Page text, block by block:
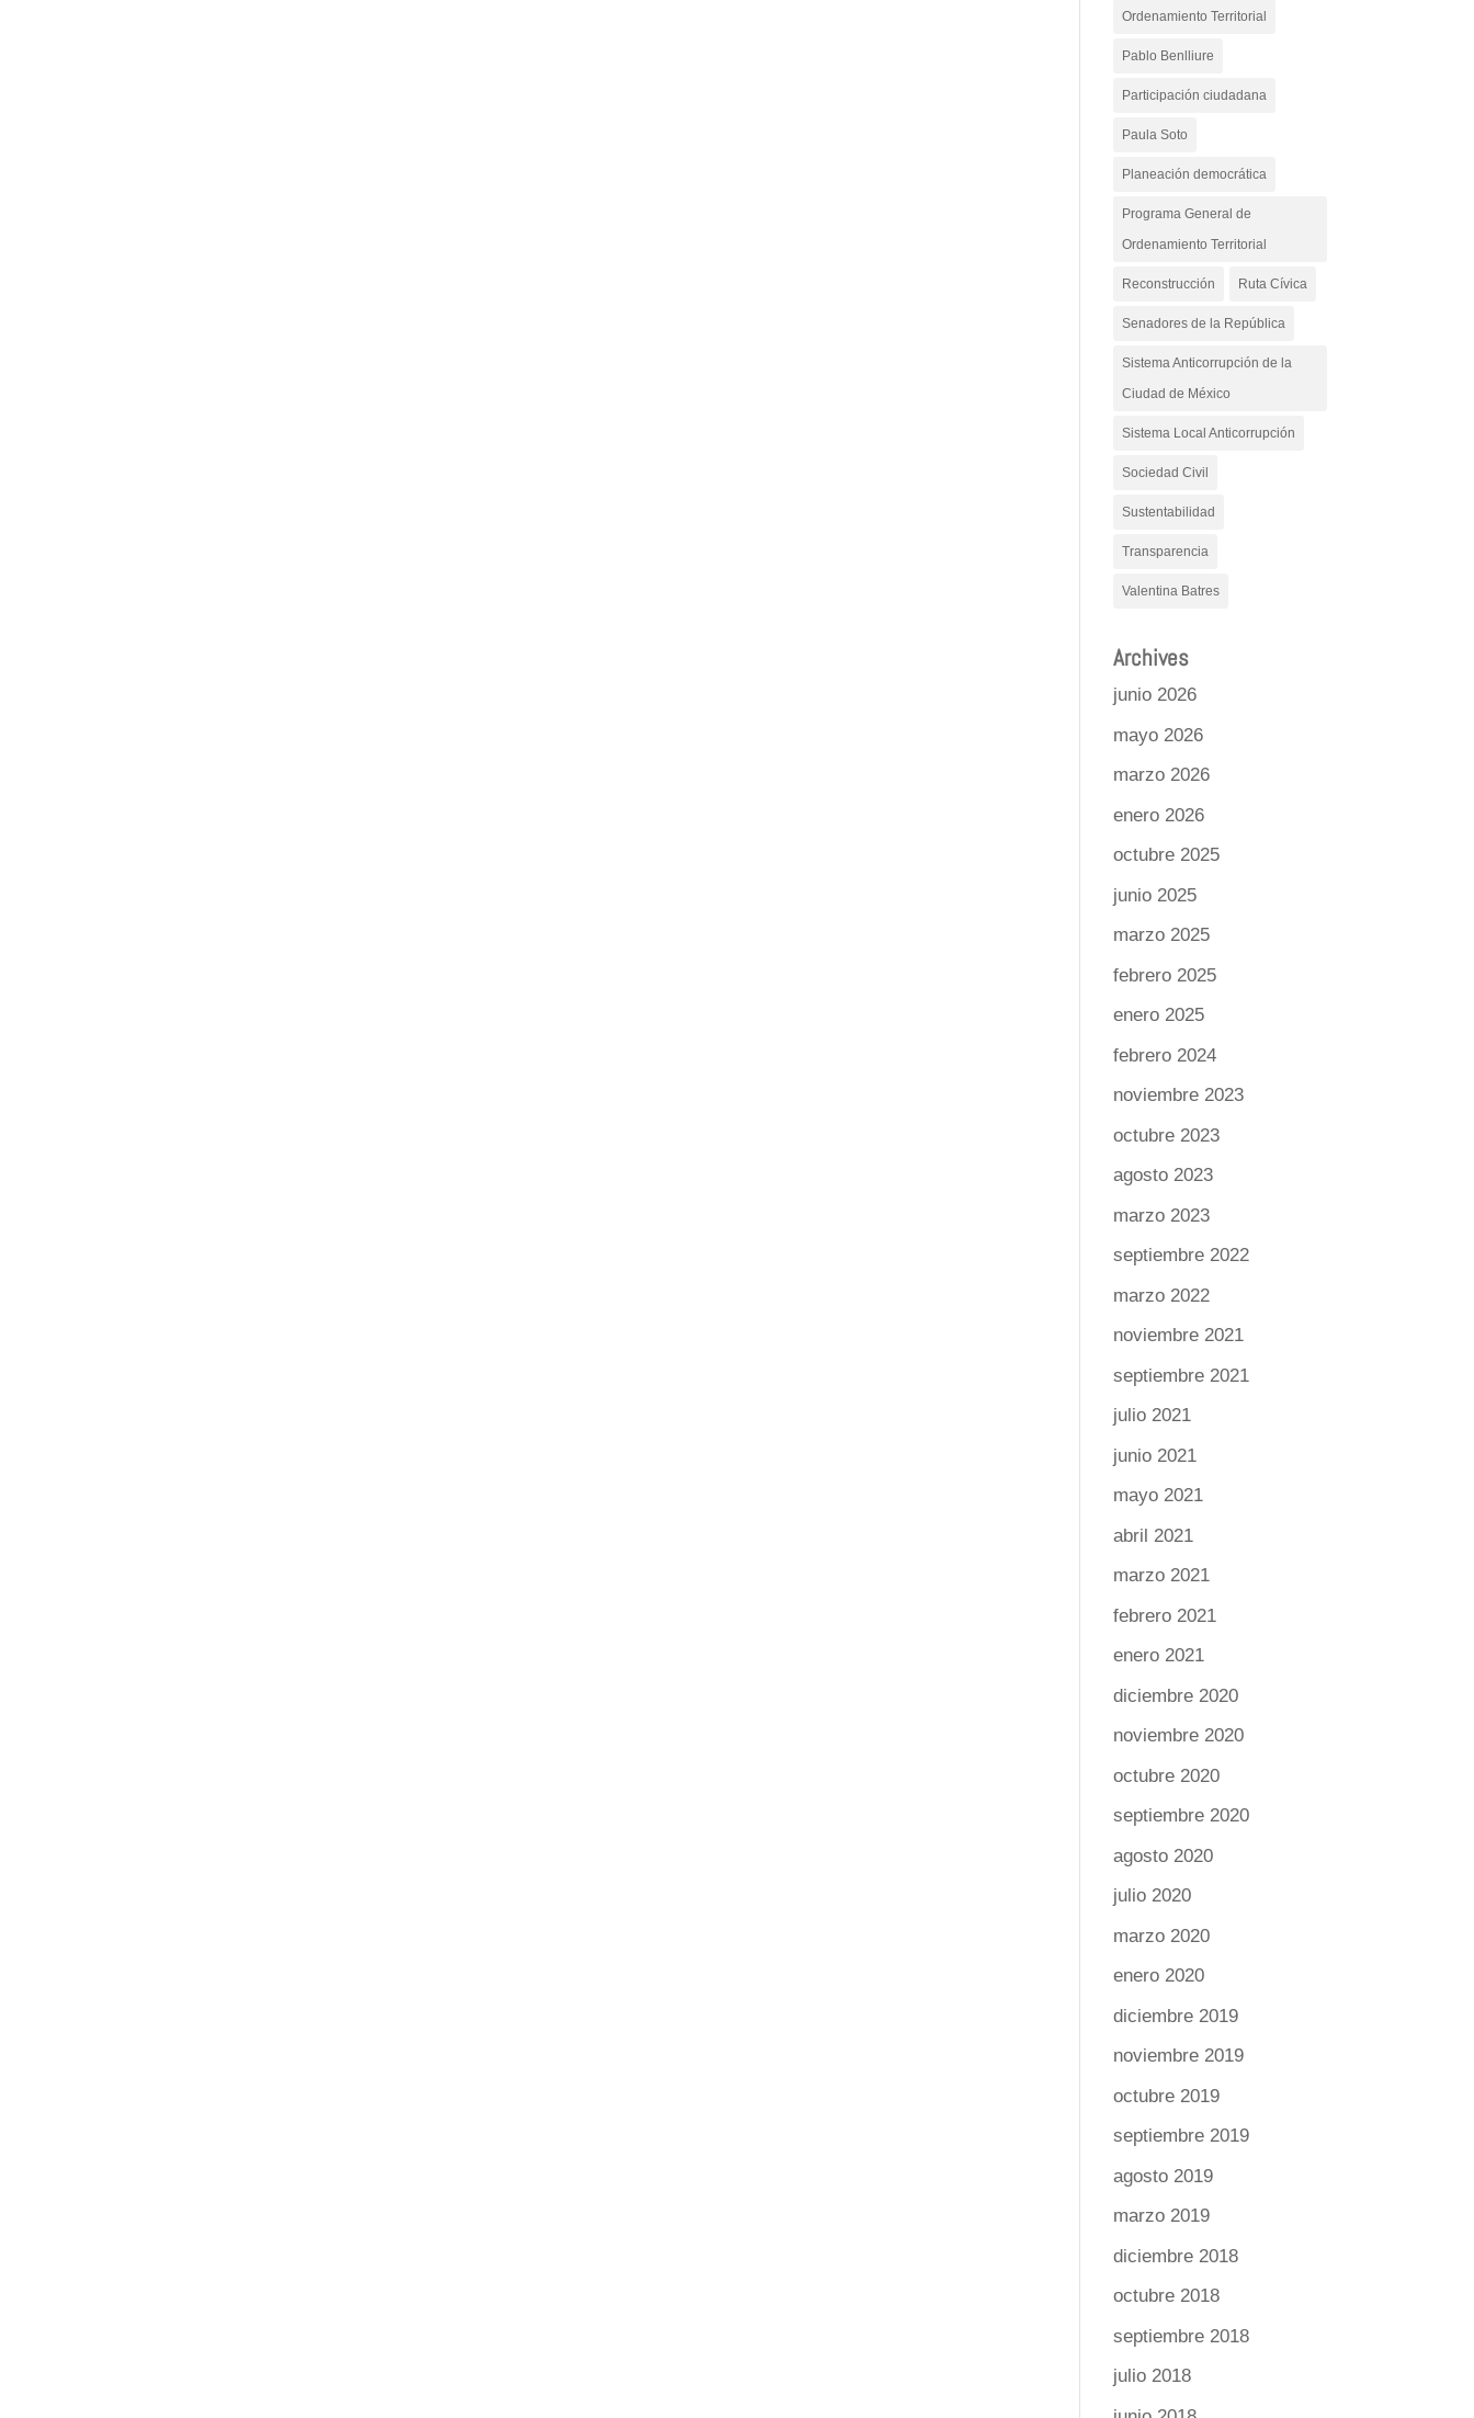
Ordenamiento Territorial
Pablo Benlliure
Participación ciudadana
Paula Soto
Planeación democrática
Programa General de
Ordenamiento Territorial
Reconstrucción Ruta Cívica
Senadores de la República
Sistema Anticorrupción de la
Ciudad de México
Sistema Local Anticorrupción
Sociedad Civil
Sustentabilidad
Transparencia
Valentina Batres
Archives
junio 2026
mayo 2026
marzo 2026
enero 2026
octubre 2025
junio 2025
marzo 2025
febrero 2025
enero 2025
febrero 2024
noviembre 2023
octubre 2023
agosto 2023
marzo 2023
septiembre 2022
marzo 2022
noviembre 2021
septiembre 2021
julio 2021
junio 2021
mayo 2021
abril 2021
marzo 2021
febrero 2021
enero 2021
diciembre 2020
noviembre 2020
octubre 2020
septiembre 2020
agosto 2020
julio 2020
marzo 2020
enero 2020
diciembre 2019
noviembre 2019
octubre 2019
septiembre 2019
agosto 2019
marzo 2019
diciembre 2018
octubre 2018
septiembre 2018
julio 2018